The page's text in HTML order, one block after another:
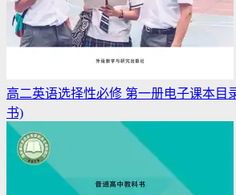
高二英语选择性必修 第一册电子课本目
书)